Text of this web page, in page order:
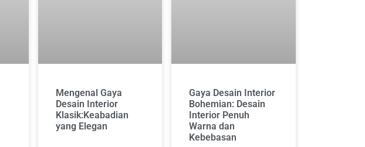
Mengenal Gaya
Desain Interior
Klasik:Keabadian
yang Elegan
Gaya Desain Interior
Bohemian: Desain
Interior Penuh
Warna dan
Kebebasan